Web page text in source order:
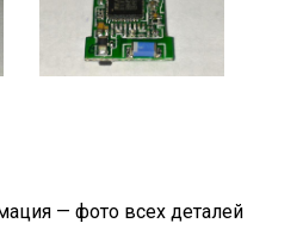
— фото всех деталей